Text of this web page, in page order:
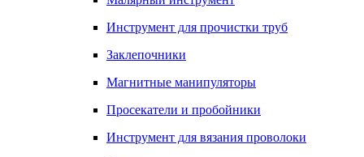
Инструмент для прочистки труб
Заклепочники
Магнитные манипуляторы
Просекатели и пробойники
Инструмент для вязания проволоки